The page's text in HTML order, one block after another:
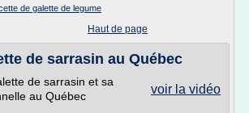
de galette de legume
Haut de page
de sarrasin au Québec
voir la vidéo
de sarrasin et sa
au Québec